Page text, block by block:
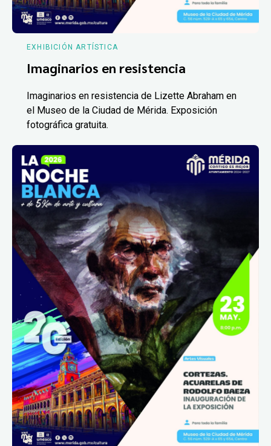
EXHIBICIÓN ARTÍSTICA
Imaginarios en resistencia
Imaginarios en resistencia de Lizette Abraham en
el Museo de la Ciudad de Mérida. Exposición
fotográfica gratuita.